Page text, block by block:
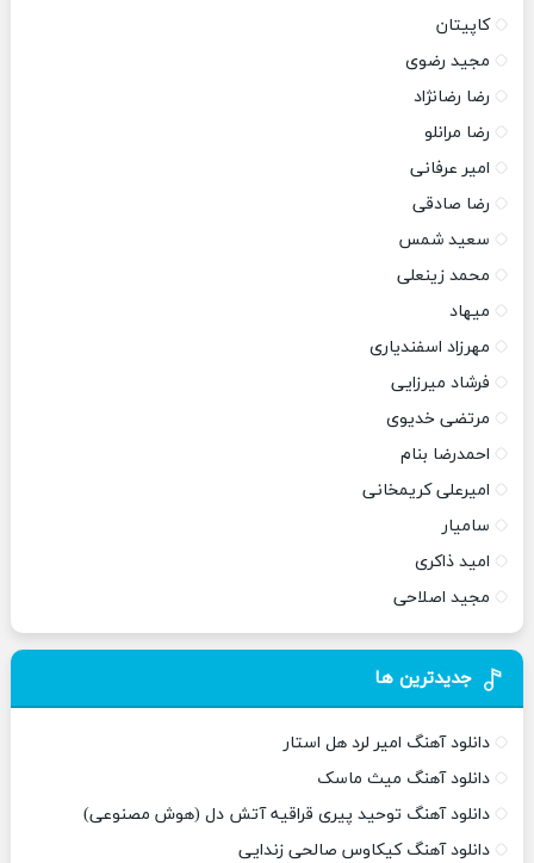
کاپیتان
مجید رضوی
رضا رضانژاد
رضا مرانلو
امیر عرفانی
رضا صادقی
سعید شمس
محمد زینعلی
میهاد
مهرزاد اسفندیاری
فرشاد میرزایی
مرتضی خدیوی
احمدرضا بنام
امیرعلی کریمخانی
سامیار
امید ذاکری
مجید اصلاحی
جدیدترین ها
دانلود آهنگ امیر لرد هل استار
دانلود آهنگ میث ماسک
دانلود آهنگ توحید پیری قراقیه آتش دل (هوش مصنوعی)
دانلود آهنگ کیکاوس صالحی زندایی